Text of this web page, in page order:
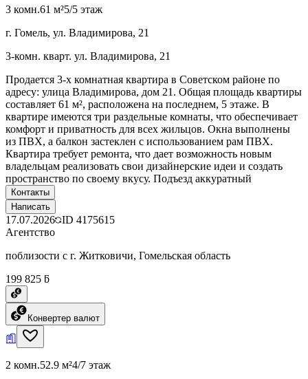
3 комн.61 м²5/5 этаж
г. Гомель, ул. Владимирова, 21
3-комн. кварт. ул. Владимирова, 21
Продается 3-х комнатная квартира в Советском районе по
адресу: улица Владимирова, дом 21. Общая площадь квартиры
составляет 61 м², расположена на последнем, 5 этаже. В
квартире имеются три раздельные комнаты, что обеспечивает
комфорт и приватность для всех жильцов. Окна выполнены
из ПВХ, а балкон застеклен с использованием рам ПВХ.
Квартира требует ремонта, что дает возможность новым
владельцам реализовать свои дизайнерские идеи и создать
пространство по своему вкусу. Подъезд аккуратный
Контакты
Написать
17.07.2026 ID 4175615
Агентство
поблизости с г. Житковичи, Гомельская область
199 825 ƃ
Конвертер валют
2 комн.52.9 м²4/7 этаж